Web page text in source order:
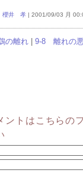
櫻井 孝 | 2001/09/03 月
の離れ| 9-8 離れの
ントはこちらの